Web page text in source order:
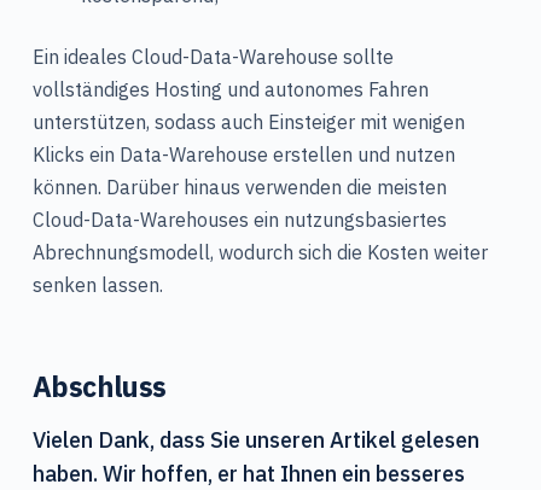
Ein ideales Cloud-Data-Warehouse sollte
vollständiges Hosting und autonomes Fahren
unterstützen, sodass auch Einsteiger mit wenigen
Klicks ein Data-Warehouse erstellen und nutzen
können. Darüber hinaus verwenden die meisten
Cloud-Data-Warehouses ein nutzungsbasiertes
Abrechnungsmodell, wodurch sich die Kosten weiter
senken lassen.
Abschluss
Vielen Dank, dass Sie unseren Artikel gelesen
haben. Wir hoffen, er hat Ihnen ein besseres